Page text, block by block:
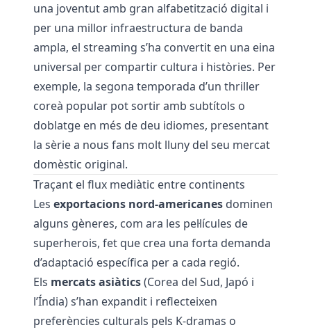
una joventut amb gran alfabetització digital i
per una millor infraestructura de banda
ampla, el streaming s’ha convertit en una eina
universal per compartir cultura i històries. Per
exemple, la segona temporada d’un thriller
coreà popular pot sortir amb subtítols o
doblatge en més de deu idiomes, presentant
la sèrie a nous fans molt lluny del seu mercat
domèstic original.
Traçant el flux mediàtic entre continents
Les exportacions nord-americanes dominen
alguns gèneres, com ara les pel·lícules de
superherois, fet que crea una forta demanda
d’adaptació específica per a cada regió.
Els mercats asiàtics(Corea del Sud, Japó i
l’Índia) s’han expandit i reflecteixen
preferències culturals pels K-dramas o